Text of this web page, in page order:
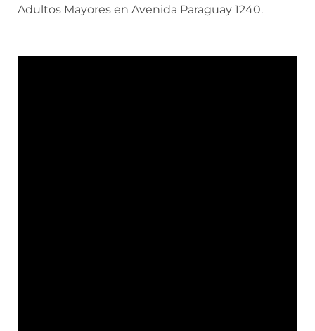
Adultos Mayores en Avenida Paraguay 1240.